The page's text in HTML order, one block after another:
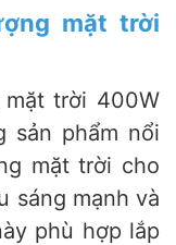
mặt trời
trời 400W
sản phẩm nổi
mặt trời cho
sáng mạnh và
phù hợp lắp